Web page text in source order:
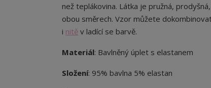
než teplákovina. Látka je pružná,
obou směrech. Vzor můžete
i nitě v ladící se barvě.
Materiál: Bavlněný úplet s elastanem
Složení: 95% bavlna 5% elastan